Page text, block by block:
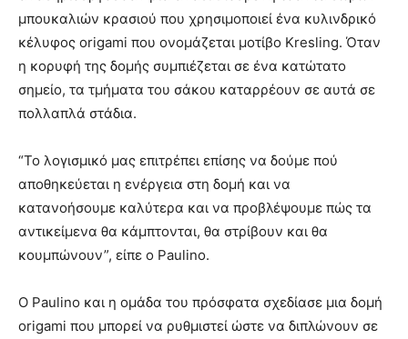
μπουκαλιών κρασιού που χρησιμοποιεί ένα κυλινδρικό
κέλυφος origami που ονομάζεται μοτίβο Kresling. Όταν
η κορυφή της δομής συμπιέζεται σε ένα κατώτατο
σημείο, τα τμήματα του σάκου καταρρέουν σε αυτά σε
πολλαπλά στάδια.
“Το λογισμικό μας επιτρέπει επίσης να δούμε πού
αποθηκεύεται η ενέργεια στη δομή και να
κατανοήσουμε καλύτερα και να προβλέψουμε πώς τα
αντικείμενα θα κάμπτονται, θα στρίβουν και θα
κουμπώνουν”, είπε ο Paulino.
Ο Paulino και η ομάδα του πρόσφατα σχεδίασε μια δομή
origami που μπορεί να ρυθμιστεί ώστε να διπλώνουν σε